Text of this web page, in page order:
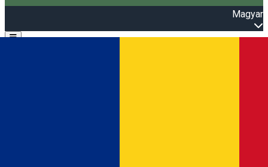
Magyar
Open main menu